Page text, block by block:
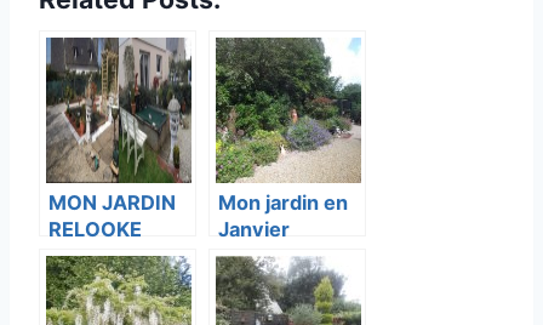
MON JARDIN
RELOOKE
Mon jardin en
Janvier